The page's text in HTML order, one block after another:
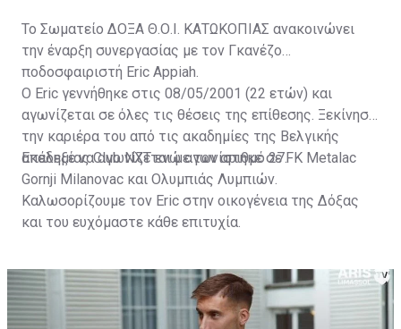
Το Σωματείο ΔΟΞΑ Θ.Ο.Ι. ΚΑΤΩΚΟΠΙΑΣ ανακοινώνει
την έναρξη συνεργασίας με τον Γκανέζο
ποδοσφαιριστή Eric Appiah.
Ο Eric γεννήθηκε στις 08/05/2001 (22 ετών) και
αγωνίζεται σε όλες τις θέσεις της επίθεσης. Ξεκίνησε
την καριέρα του από τις ακαδημίες της Βελγικής
ακαδημίας Club NXT ενώ αγωνίστηκε σε FK Metalac
Gornji Milanovac και Ολυμπιάς Λυμπιών.
Επέλεξε να αγωνίζεται με τον αριθμό 27.
Καλωσορίζουμε τον Eric στην οικογένεια της Δόξας
και του ευχόμαστε κάθε επιτυχία.